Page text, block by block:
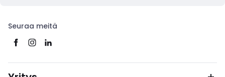
Seuraa meitä